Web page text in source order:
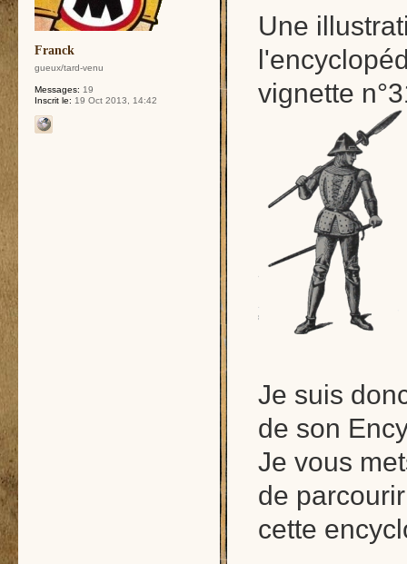
Franck
gueux/tard-venu
Messages: 19
Inscrit le: 19 Oct 2013, 14:42
Une
vignette
Je suis
de son
Je vous
de
cette